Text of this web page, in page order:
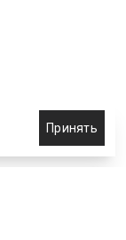
Принять